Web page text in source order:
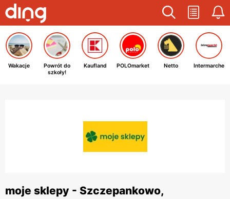
Wakacje
Powrót do
szkoły!
Kaufland POLOmarket Netto Intermarche
moje sklepy - Szczepankowo,